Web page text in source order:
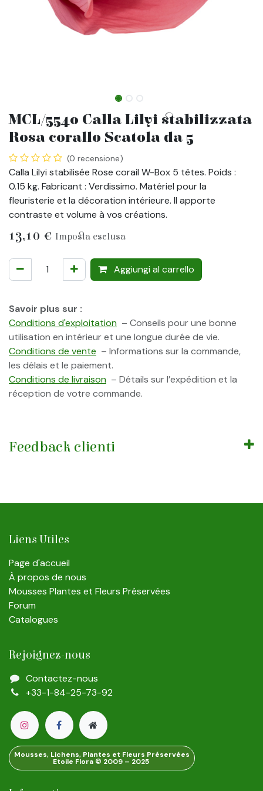
MCL/5540 Calla Lilyi stabilizzata
Rosa corallo Scatola da 5
(0 recensione)
Calla Lilyi stabilisée Rose corail W-Box 5 têtes. Poids :
0.15 kg. Fabricant : Verdissimo. Matériel pour la
fleuristerie et la décoration intérieure. Il apporte
contraste et volume à vos créations.
13,10 € Imposta esclusa
Aggiungi al carrello
Savoir plus sur :
Conditions d'exploitation – Conseils pour une bonne
utilisation en intérieur et une longue durée de vie.
Conditions de vente – Informations sur la commande,
les délais et le paiement.
Conditions de livraison – Détails sur l’expédition et la
réception de votre commande.
Feedback clienti
Liens Utiles
Page d'accueil
À propos de nous
Mousses Plantes et Fleurs Préservées
Forum
Catalogues
Rejoignez-nous
Contactez-nous
+33-1-84-25-73-92
Mousses, Lichens, Plantes et Fleurs Préservées
Etoile Flora © 2009 – 2025